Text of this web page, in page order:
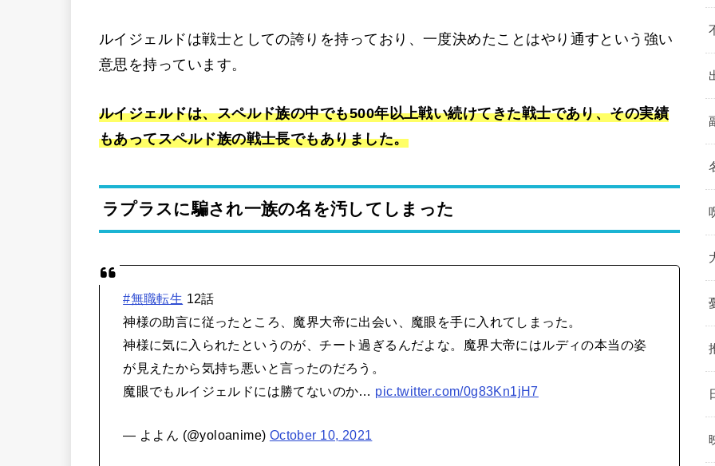
ルイジェルドは戦士としての誇りを持っており、一度決めたことはやり通すという強い
意思を持っています。
ルイジェルドは、スペルド族の中でも500年以上戦い続けてきた戦士であり、その実績
もあってスペルド族の戦士長でもありました。
ラプラスに騙され一族の名を汚してしまった
#無職転生 12話
神様の助言に従ったところ、魔界大帝に出会い、魔眼を手に入れてしまった。
神様に気に入られたというのが、チート過ぎるんだよな。魔界大帝にはルディの本当の姿
が見えたから気持ち悪いと言ったのだろう。
魔眼でもルイジェルドには勝てないのか… pic.twitter.com/0g83Kn1jH7
— よよん (@yoloanime) October 10, 2021